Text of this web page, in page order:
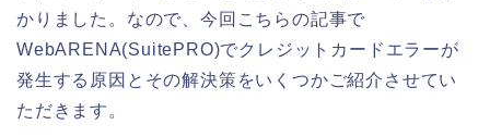
かりました。なので、今回こちらの記事で
WebARENA(SuitePRO)でクレジットカードエラーが
発生する原因とその解決策をいくつかご紹介させてい
ただきます。